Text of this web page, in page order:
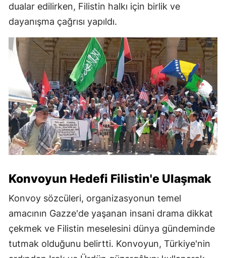
dualar edilirken, Filistin halkı için birlik ve
dayanışma çağrısı yapıldı.
Konvoyun Hedefi Filistin'e Ulaşmak
Konvoy sözcüleri, organizasyonun temel
amacının Gazze'de yaşanan insani drama dikkat
çekmek ve Filistin meselesini dünya gündeminde
tutmak olduğunu belirtti. Konvoyun, Türkiye'nin